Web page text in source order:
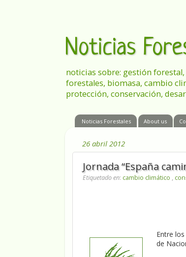
Noticias
noticias sobre: gestión
forestales, biomasa, cambio
protección, conservación,
Noticias Forestales About us
26 abril 2012
Jornada “España
Etiquetado en: cambio climático ,
Entre
de